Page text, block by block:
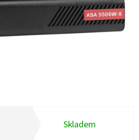
Skladem